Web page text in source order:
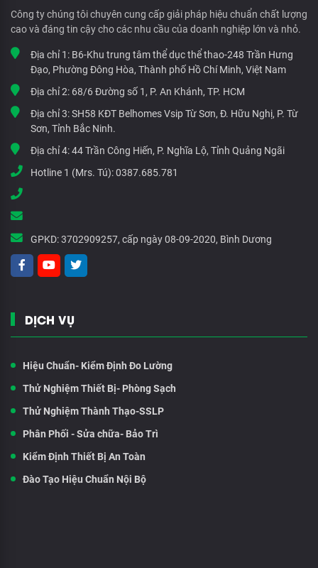
Công ty chúng tôi chuyên cung cấp giải pháp hiệu chuẩn chất lượng
cao và đáng tin cậy cho các nhu cầu của doanh nghiệp lớn và nhỏ.
Địa chỉ 1: B6-Khu trung tâm thể dục thể thao-248 Trần Hưng
Đạo, Phường Đông Hòa, Thành phố Hồ Chí Minh, Việt Nam
Địa chỉ 2: 68/6 Đường số 1, P. An Khánh, TP. HCM
Địa chỉ 3:SH58 KĐT Belhomes Vsip Từ Sơn, Đ. Hữu Nghị, P. Từ
Sơn, Tỉnh Bắc Ninh.
Địa chỉ 4:44 Trần Công Hiến, P. Nghĩa Lộ, Tỉnh Quảng Ngãi
Hotline 1 (Mrs. Tú):0387.685.781
GPKD:3702909257, cấp ngày 08-09-2020, Bình Dương
DỊCH VỤ
Hiệu Chuẩn- Kiểm Định Đo Lường
Thử Nghiệm Thiết Bị- Phòng Sạch
Thử Nghiệm Thành Thạo-SSLP
Phân Phối - Sửa chữa- Bảo Trì
Kiểm Định Thiết Bị An Toàn
Đào Tạo Hiệu Chuẩn Nội Bộ